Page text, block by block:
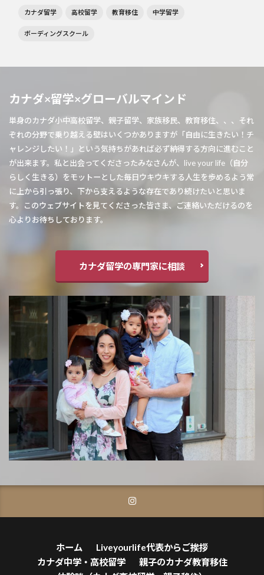
カナダ留学 高校留学 教育移住 中学留学
ボーディングスクール
カナダ×留学×グローバルマインド
単身のカナダ小中高校留学、親子留学、家族移民、教育移住、、、それ
ぞれの分野で乗り越える壁はいくつかありますが「自由に生きたい！チ
ャレンジしたい！」という気持ちがあれば必ず納得する方向に進むこと
が出来ます。私と出会ってくださったみなさんが、live your life（自分
らしく生きる）をモットーとした毎日ウキウキする人生を歩めるよう常
に上から引っ張り、下から支えるような存在であり続けたいと思いま
す。このウェブサイトを見てくださった皆さま、ご連絡いただけるのを
心よりお待ちしております。
カナダ留学の専門家に相談
ホーム
Liveyourlife代表からご挨拶
カナダ中学・高校留学
親子のカナダ教育移住